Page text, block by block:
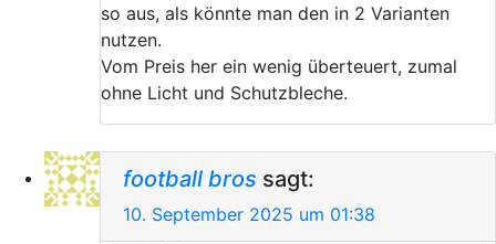
so aus, als könnte man den in 2 Varianten
nutzen.
Vom Preis her ein wenig überteuert, zumal
ohne Licht und Schutzbleche.
football bros sagt:
10. September 2025 um 01:38